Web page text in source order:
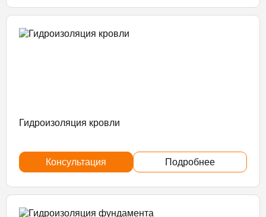
Гидроизоляция кровли
Консультация Подробнее